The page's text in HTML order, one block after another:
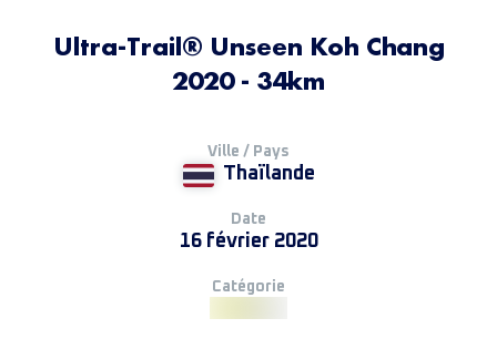
Ultra-Trail® Unseen Koh Chang
2020 - 34km
Ville / Pays
Thaïlande
Date
16 février 2020
Catégorie